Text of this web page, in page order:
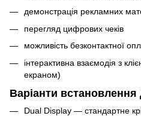
демонстрація рекламних
перегляд цифрових чеків
можливість безконтактної
інтерактивна взаємодія з
екраном)
Варіанти встановлення
Dual Display — стандартне